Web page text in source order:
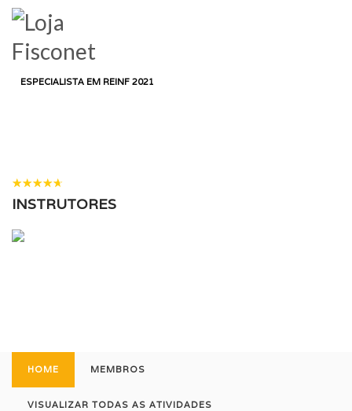
ESPECIALISTA EM REINF 2021
INSTRUTORES
HOME MEMBROS
VISUALIZAR TODAS AS ATIVIDADES